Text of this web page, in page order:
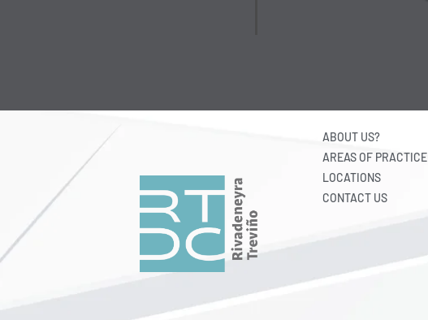
ABOUT US?
AREAS OF PRACTICE
LOCATIONS
CONTACT US